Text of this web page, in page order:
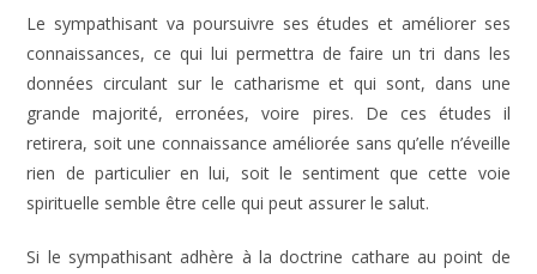
Le sympathisant va poursuivre ses études et améliorer ses
connaissances, ce qui lui permettra de faire un tri dans les
données circulant sur le catharisme et qui sont, dans une
grande majorité, erronées, voire pires. De ces études il
retirera, soit une connaissance améliorée sans qu’elle n’éveille
rien de particulier en lui, soit le sentiment que cette voie
spirituelle semble être celle qui peut assurer le salut.
Si le sympathisant adhère à la doctrine cathare au point de